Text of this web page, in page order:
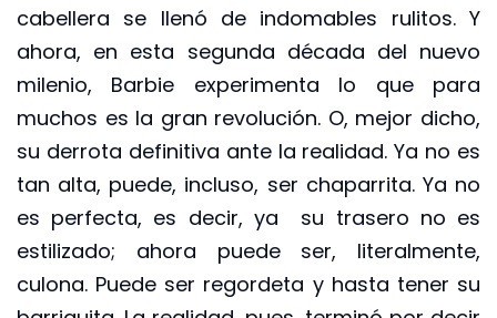
cabellera se llenó de indomables rulitos. Y
ahora, en esta segunda década del nuevo
milenio, Barbie experimenta lo que para
muchos es la gran revolución. O, mejor dicho,
su derrota definitiva ante la realidad. Ya no es
tan alta, puede, incluso, ser chaparrita. Ya no
es perfecta, es decir, ya su trasero no es
estilizado; ahora puede ser, literalmente,
culona. Puede ser regordeta y hasta tener su